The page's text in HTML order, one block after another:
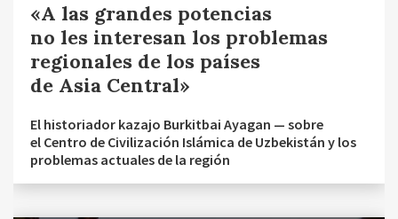
«A las grandes potencias
no les interesan los problemas
regionales de los países
de Asia Central»
El historiador kazajo Burkitbai Ayagan — sobre
el Centro de Civilización Islámica de Uzbekistán y los
problemas actuales de la región